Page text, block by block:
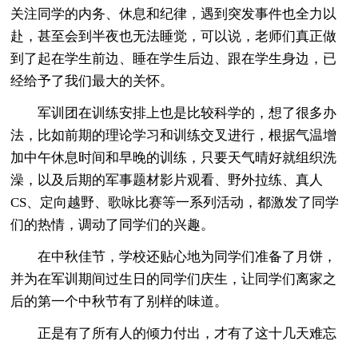
关注同学的内务、休息和纪律，遇到突发事件也全力以
赴，甚至会到半夜也无法睡觉，可以说，老师们真正做
到了起在学生前边、睡在学生后边、跟在学生身边，已
经给予了我们最大的关怀。
军训团在训练安排上也是比较科学的，想了很多办
法，比如前期的理论学习和训练交叉进行，根据气温增
加中午休息时间和早晚的训练，只要天气晴好就组织洗
澡，以及后期的军事题材影片观看、野外拉练、真人
CS、定向越野、歌咏比赛等一系列活动，都激发了同学
们的热情，调动了同学们的兴趣。
在中秋佳节，学校还贴心地为同学们准备了月饼，
并为在军训期间过生日的同学们庆生，让同学们离家之
后的第一个中秋节有了别样的味道。
正是有了所有人的倾力付出，才有了这十几天难忘